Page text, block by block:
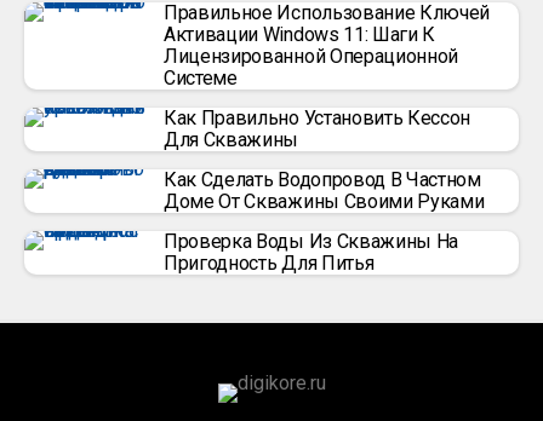
Правильное Использование Ключей
Активации Windows 11: Шаги К
Лицензированной Операционной
Системе
Как Правильно Установить Кессон
Для Скважины
Как Сделать Водопровод В Частном
Доме От Скважины Своими Руками
Проверка Воды Из Скважины На
Пригодность Для Питья